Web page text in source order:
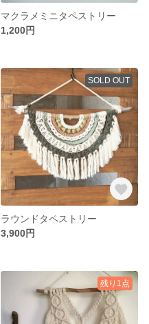
マクラメミニタペストリー
1,200円
SOLD OUT
ラウンドタペストリー
3,900円
残り1点